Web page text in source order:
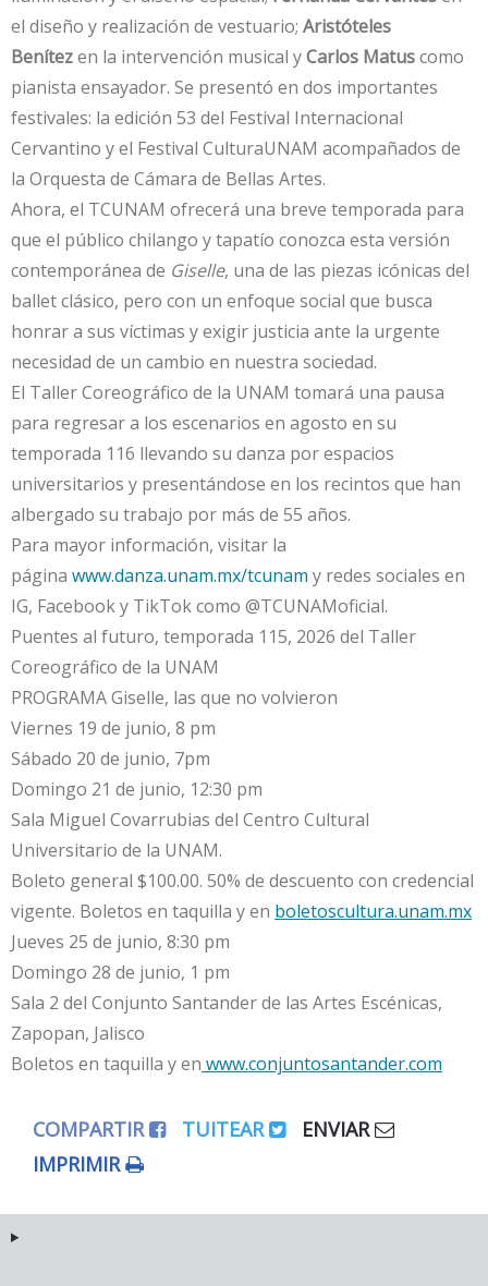
el diseño y realización de vestuario; Aristóteles
Benítezen la intervención musical yCarlos Matuscomo
pianista ensayador. Se presentó en dos importantes
festivales: la edición 53 del Festival Internacional
Cervantino y el Festival CulturaUNAM acompañados de
la Orquesta de Cámara de Bellas Artes.
Ahora, el TCUNAM ofrecerá una breve temporada para
que el público chilango y tapatío conozca esta versión
contemporánea de Giselle, una de las piezas icónicas del
ballet clásico, pero con un enfoque social que busca
honrar a sus víctimas y exigir justicia ante la urgente
necesidad de un cambio en nuestra sociedad.
El Taller Coreográfico de la UNAM tomará una pausa
para regresar a los escenarios en agosto en su
temporada 116 llevando su danza por espacios
universitarios y presentándose en los recintos que han
albergado su trabajo por más de 55 años.
Para mayor información, visitar la
página www.danza.unam.mx/tcunam y redes sociales en
IG, Facebook y TikTok como @TCUNAMoficial.
Puentes al futuro, temporada 115, 2026 del Taller
Coreográfico de la UNAM
PROGRAMA Giselle, las que no volvieron
Viernes 19 de junio, 8 pm
Sábado 20 de junio, 7pm
Domingo 21 de junio, 12:30 pm
Sala Miguel Covarrubias del Centro Cultural
Universitario de la UNAM.
Boleto general $100.00. 50% de descuento con credencial
vigente. Boletos en taquilla y en boletoscultura.unam.mx
Jueves 25 de junio, 8:30 pm
Domingo 28 de junio, 1 pm
Sala 2 del Conjunto Santander de las Artes Escénicas,
Zapopan, Jalisco
Boletos en taquilla y en www.conjuntosantander.com
COMPARTIR TUITEAR
ENVIAR
IMPRIMIR